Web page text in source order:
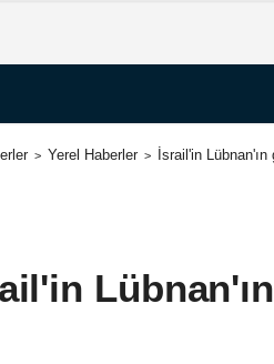
Yerel Haberler İsrail'in